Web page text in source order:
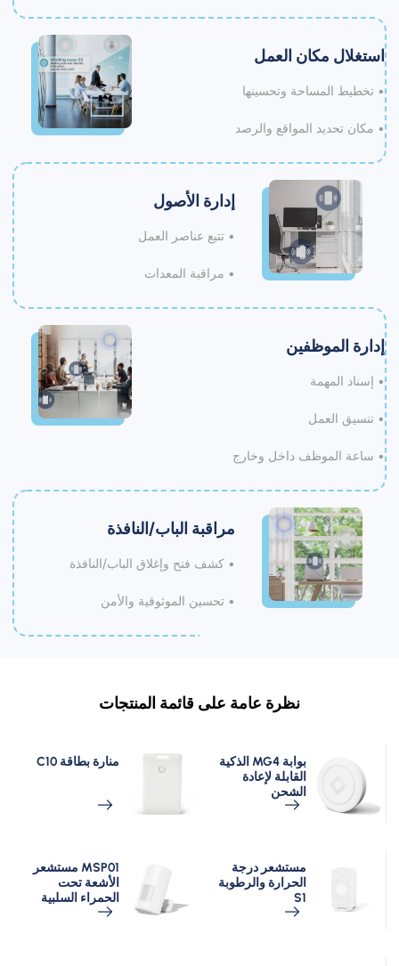
استغلال مكان العمل
• تخطيط المساحة وتحسينها
• مكان تحديد المواقع والرصد
إدارة الأصول
• تتبع عناصر العمل
• مراقبة المعدات
إدارة الموظفين
• إسناد المهمة
• تنسيق العمل
• ساعة الموظف داخل وخارج
مراقبة الباب/النافذة
• كشف فتح وإغلاق الباب/النافذة
• تحسين الموثوقية والأمن
نظرة عامة على قائمة المنتجات
بوابة MG4 الذكية
القابلة لإعادة
الشحن
منارة بطاقة C10
مستشعر درجة
الحرارة والرطوبة
S1
MSP01 مستشعر
الأشعة تحت
الحمراء السلبية